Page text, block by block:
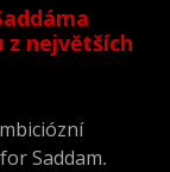
z největších
Saddam,